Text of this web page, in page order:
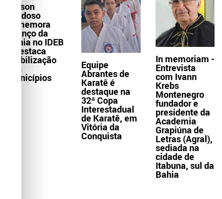
Wilson
Cardoso
comemora
avanço da
Bahia no IDEB
e destaca
mobilização
dos
municípios
Equipe
Abrantes de
Karatê é
destaque na
32ª Copa
Interestadual
de Karatê, em
Vitória da
Conquista
In memoriam -
Entrevista
com Ivann
Krebs
Montenegro
fundador e
presidente da
Academia
Grapiúna de
Letras (Agral),
sediada na
cidade de
Itabuna, sul da
Bahia